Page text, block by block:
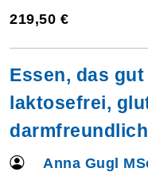
219,50 €
Essen, das
laktosefrei,
Anna Gugl